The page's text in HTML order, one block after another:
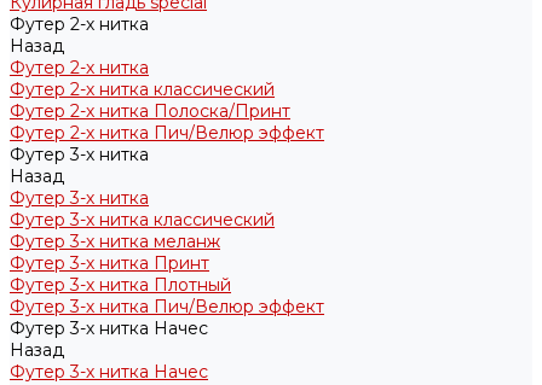
Футер 2-х нитка
Назад
Футер 2-х нитка
Футер 2-х нитка классический
Футер 2-х нитка Полоска/Принт
Футер 2-х нитка Пич/Велюр эффект
Футер 3-х нитка
Назад
Футер 3-х нитка
Футер 3-х нитка классический
Футер 3-х нитка меланж
Футер 3-х нитка Принт
Футер 3-х нитка Плотный
Футер 3-х нитка Пич/Велюр эффект
Футер 3-х нитка Начес
Назад
Футер 3-х нитка Начес